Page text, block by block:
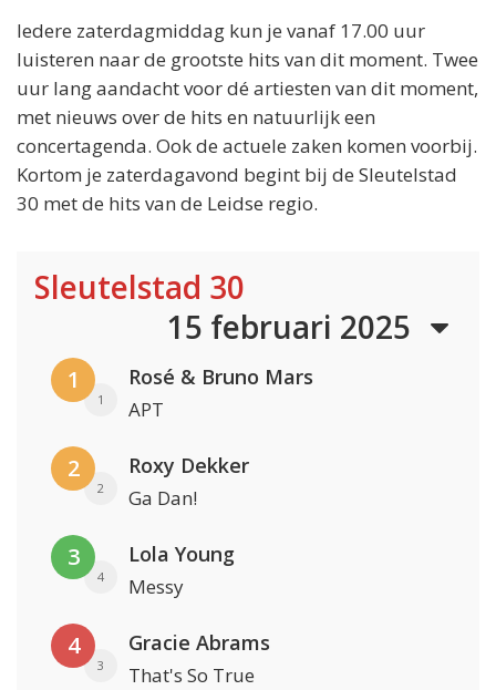
Iedere zaterdagmiddag kun je vanaf 17.00 uur
luisteren naar de grootste hits van dit moment. Twee
uur lang aandacht voor dé artiesten van dit moment,
met nieuws over de hits en natuurlijk een
concertagenda. Ook de actuele zaken komen voorbij.
Kortom je zaterdagavond begint bij de Sleutelstad
30 met de hits van de Leidse regio.
Sleutelstad 30
15 februari 2025
1
1
Rosé & Bruno Mars
APT
2
2
Roxy Dekker
Ga Dan!
3
4
Lola Young
Messy
4
3
Gracie Abrams
That's So True